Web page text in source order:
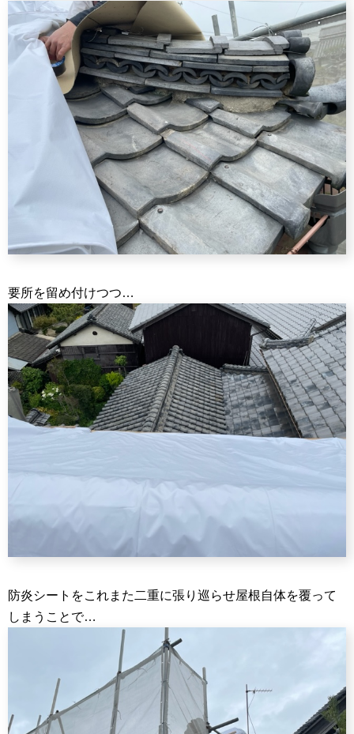
要所を留め付けつつ…
防炎シートをこれまた二重に張り巡らせ屋根自体を覆って
しまうことで…